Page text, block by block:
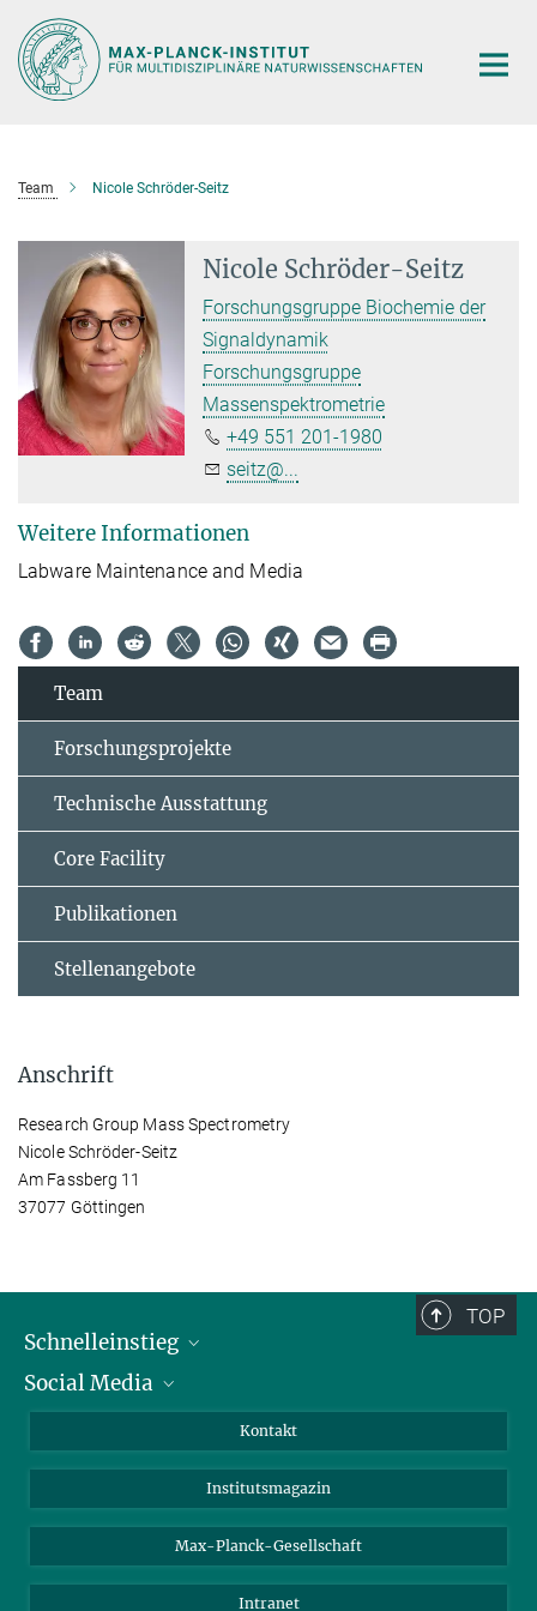
Hauptinhalt
Team Nicole Schröder-Seitz
Nicole Schröder-Seitz
Forschungsgruppe Biochemie der
Signaldynamik
Forschungsgruppe
Massenspektrometrie
+49 551 201-1980
seitz@...
Weitere Informationen
Labware Maintenance and Media
Team
Forschungsprojekte
Technische Ausstattung
Core Facility
Publikationen
Stellenangebote
Anschrift
Research Group Mass Spectrometry
Nicole Schröder-Seitz
Am Fassberg 11
37077 Göttingen
TOP
Schnelleinstieg
Alumni
Schulen
Social Media
Facebook
YouTube
Kontakt
Institutsmagazin
Max-Planck-Gesellschaft
Intranet